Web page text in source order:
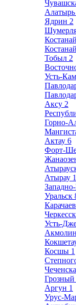
Алатырь
Ядрин 2
Костанай
Тобыл 2
Усть-
Аксу 2
Горно-
Актау 6
Форт-
Атырау
Западно-
Уральск
Черкесск
Усть-
Косшы 1
Грозный
Аргун 1
Урус-